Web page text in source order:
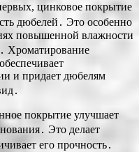
цинковое покрытие
дюбелей․ Это особенно
повышенной влажности
Хроматирование
и придает дюбелям
покрытие улучшает
Это делает
его прочность․